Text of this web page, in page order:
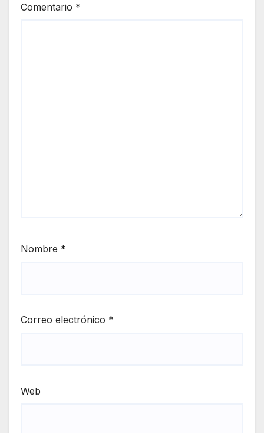
Comentario *
Nombre *
Correo electrónico *
Web